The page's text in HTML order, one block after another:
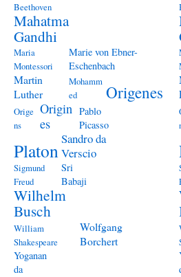
Beethoven
Mahatma
Gandhi
Maria
Montessori
Marie von Ebner-
Eschenbach
Martin
Luther
Mohamm
ed
Origenes
Orige
ns
Origin
es
Pablo
Picasso
Platon
Sandro da
Verscio
Sigmund
Freud
Sri
Babaji
Wilhelm
Busch
William
Shakespeare
Wolfgang
Borchert
Yoganan
da